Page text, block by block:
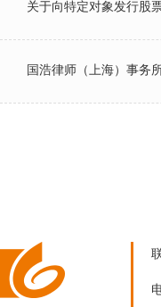
关于向特定对象发行股
国浩律师（上海）事务